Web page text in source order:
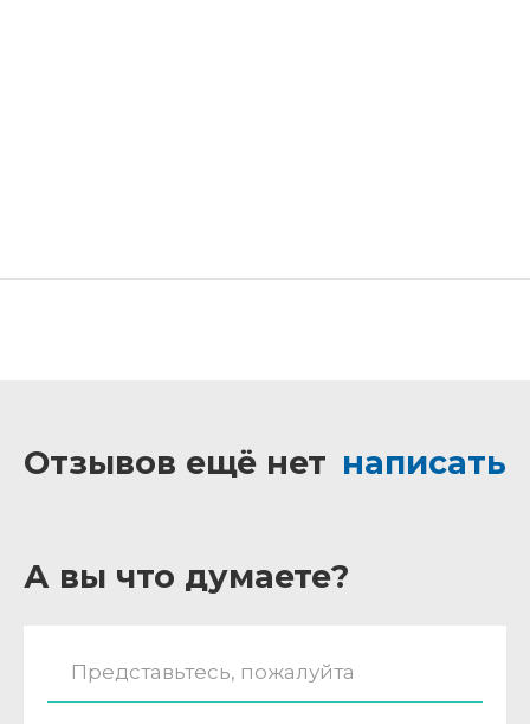
Отзывов ещё нет написать
А вы что думаете?